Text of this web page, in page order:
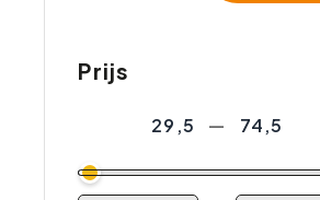
Prijs
29,5 — 74,5